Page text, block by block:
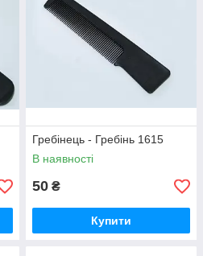
Гребінець - Гребінь 1615
В наявності
50 ₴
Купити